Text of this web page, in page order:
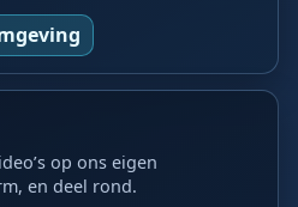
op ons eigen
en deel rond.